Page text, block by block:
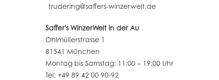
trudering@saffers-winzerwelt.de
Saffer's WinzerWelt in der Au
Ohlmüllerstrasse 1
81541 München
Montag bis Samstag: 11:00 – 19:00 Uhr
Tel: +49 89 42 00 90-92